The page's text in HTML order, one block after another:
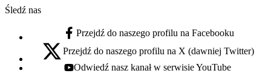
Śledź nas
facebook - otwiera się w nowej karcie
Przejdź do naszego profilu na Facebooku
x - otwiera się w nowej karcie
Przejdź do naszego profilu na X (dawniej Twitter)
youtube - otwiera się w nowej karcie
Odwiedź nasz kanał w serwisie YouTube